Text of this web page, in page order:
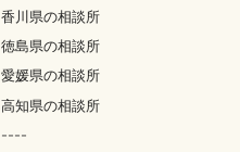
香川県の相談所
徳島県の相談所
愛媛県の相談所
高知県の相談所
----